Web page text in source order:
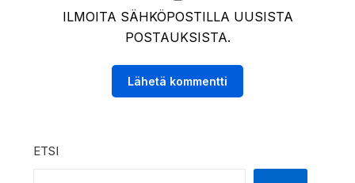
ILMOITA SÄHKÖPOSTILLA UUSISTA
POSTAUKSISTA.
ETSI